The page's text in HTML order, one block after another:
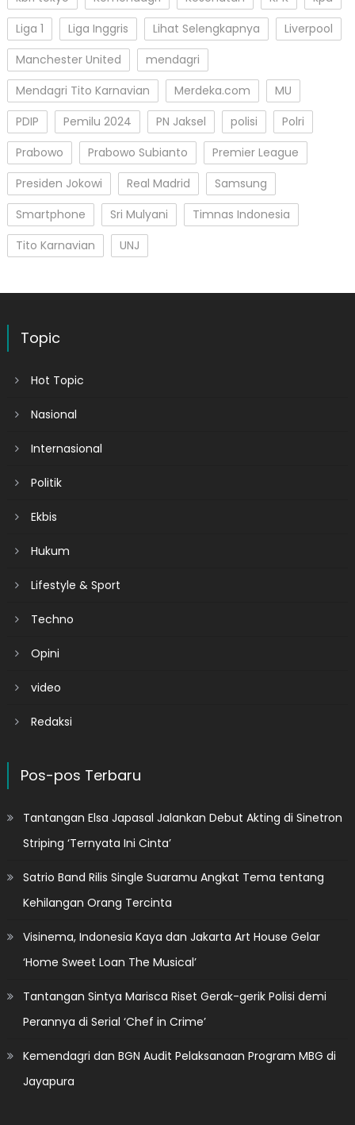
Liga 1
Liga Inggris Lihat Selengkapnya
Liverpool
Manchester United
mendagri
Mendagri Tito Karnavian
Merdeka.com
MU
PDIP
Pemilu 2024 PN Jaksel polisi
Polri
Prabowo
Prabowo Subianto
Premier League
Presiden Jokowi
Real Madrid
Samsung
Smartphone
Sri Mulyani
Timnas Indonesia
Tito Karnavian
UNJ
Topic
Hot Topic
Nasional
Internasional
Politik
Ekbis
Hukum
Lifestyle & Sport
Techno
Opini
video
Redaksi
Pos-pos Terbaru
Tantangan Elsa Japasal Jalankan Debut Akting di Sinetron
Striping ‘Ternyata Ini Cinta’
Satrio Band Rilis Single Suaramu Angkat Tema tentang
Kehilangan Orang Tercinta
Visinema, Indonesia Kaya dan Jakarta Art House Gelar
‘Home Sweet Loan The Musical’
Tantangan Sintya Marisca Riset Gerak-gerik Polisi demi
Perannya di Serial ‘Chef in Crime’
Kemendagri dan BGN Audit Pelaksanaan Program MBG di
Jayapura